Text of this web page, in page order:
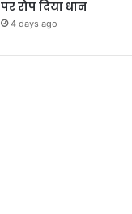
पर रोप दिया धान
4 days ago